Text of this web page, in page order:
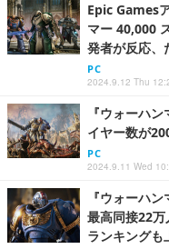
Epic Games
マー 40,000
発者が反応、
PC
2024.9.12 Thu
『ウォーハ
イヤー数が
PC
2024.9.11 Wed
『ウォーハ
最高同接22
ランキングも